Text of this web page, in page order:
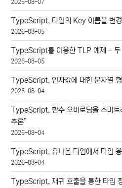
2026-08-07
TypeScript, 타입의 Key 이름을 변경
2026-08-05
TypeScript를 이용한 TLP 예제 – 두
2026-08-05
TypeScript, 인자값에 대한 문자열 형
2026-08-04
TypeScript, 함수 오버로딩을 스마트
추론”
2026-08-04
TypeScript, 유니온 타입에서 타입
2026-08-04
TypeScript, 재귀 호출을 통한 타입